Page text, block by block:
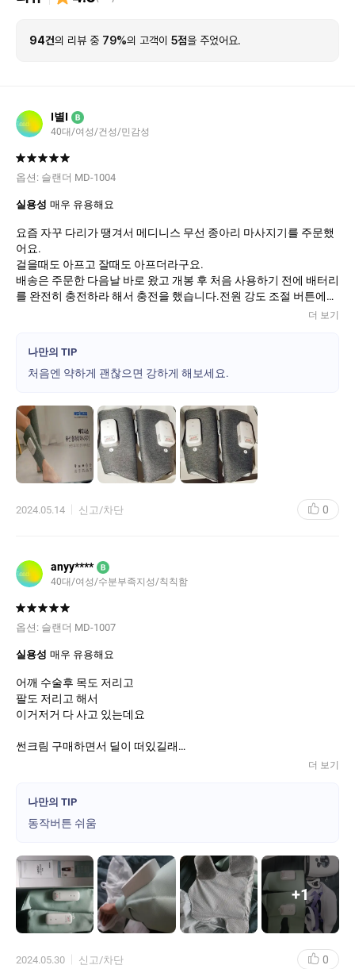
판매자 정보
상호 및 대표자 성명 (주)미래바이텍/김락기
사업자 주소
서울특별시 금천구 가산디지털2로 115 (대륭테크
사업자 번호
94건의 리뷰 중 79%의 고객이 5점을 주었어요.
I별I B
40대/여성/건성/민감성
옵션: 슬랜더 MD-1004
실용성 매우 유용해요
요즘 자꾸 다리가 땡겨서 메디니스 무선 종아리 마사지기를 주문했
어요.
걸을때도 아프고 잘때도 아프더라구요.
배송은 주문한 다음날 바로 왔고 개봉 후 처음 사용하기 전에 배터리
를 완전히 충전하라 해서 충전을 했습니다.전원 강도 조절 버튼에
원 버튼을 누르고 모드를 선택합니다.
활력 모드,휴식 모드,회복 모드 다 사용해 봤는데 활력 모드는 진짜
모드가 젤 좋았어요.
생각보다 힘이 센 무선 종아리 마사지기 무선이라 일단 너무 편하고
공기압이 세서 좋아요.15분씩 세번 사용해 봤는데 다리가 많이 편해
진 것 같아요.자고 일어나 보면 더 확실히 알 수 있겠지만 처음 써봤
는데 좋아서 상품평 남깁니다.하나 더 사서 선물 하려구요.제가 사
용해 보니 정말 좋아서요.곧 다리가 편해질 것 같아 기분이 좋아요.
자기전에 꼭 마사지 하고 잘래요.좋은 상품 감사합니다.잘 쓸께요.
더 보기
나만의 TIP
처음엔 약하게 괜찮으면 강하게 해보세요.
2024.05.14 신고/차단 0
anyy**** B
40대/여성/수분부족지성/칙칙함
옵션: 슬랜더 MD-1007
실용성 매우 유용해요
어깨 수술후 목도 저리고
팔도 저리고 해서
이거저거 다 사고 있는데요
썬크림 구매하면서 딜이 떠있길래
팔에 마사지 했고요.
찍찍이가 진짜 강력해서
마사지 강도는 훌륭
골고루 팔 전체를 주무르듯
고통이 사라지는듯 합니다.
수술 한달도 안지났지만
이건 두고두고 사용 할거 같아요
더 보기
나만의 TIP
동작버튼 쉬움
+1
2024.05.30 신고/차단 0